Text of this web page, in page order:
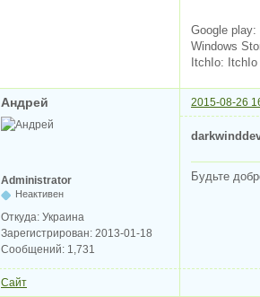
Google play:
Windows
ItchIo: ItchIo
Андрей 2015-08-26
Administrator
Неактивен
Откуда: Украина
Зарегистрирован: 2013-01-18
Сообщений: 1,731
Будьте
Сайт